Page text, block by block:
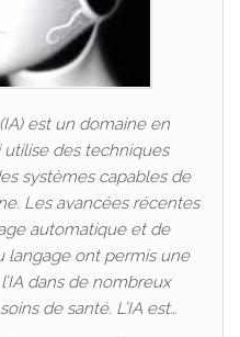
est un domaine en
des techniques
systèmes capables de
Les avancées récentes
automatique et de
langage ont permis une
dans de nombreux
de santé. L’IA est…